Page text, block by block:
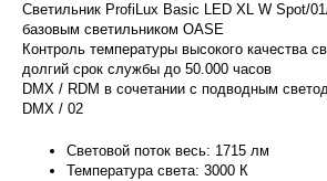
Светильник ProfiLux Basic LED XL W Spot/
базовым светильником OASE
Контроль температуры высокого качества
долгий срок службы до 50.000 часов
DMX / RDM в сочетании с подводным
DMX / 02
Световой поток весь: 1715 лм
Температура света: 3000 К